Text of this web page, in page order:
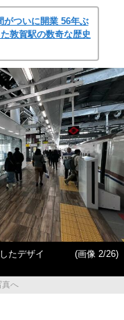
がついに開業 56年ぶ
敦賀駅の数奇な歴史
たデザイ
(画像 2/26)
真へ